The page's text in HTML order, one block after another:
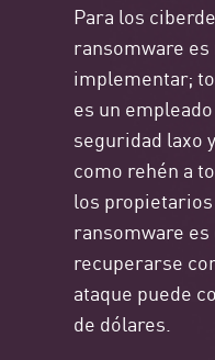
Para los
ransomware
implementar;
es un
seguridad laxo
como rehén a
los
ransomware es
recuperarse
ataque puede
de dólares.